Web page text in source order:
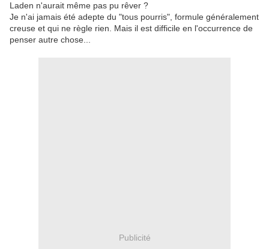
Laden n'aurait même pas pu rêver ?
Je n'ai jamais été adepte du "tous pourris", formule généralement
creuse et qui ne règle rien. Mais il est difficile en l'occurrence de
penser autre chose...
Publicité